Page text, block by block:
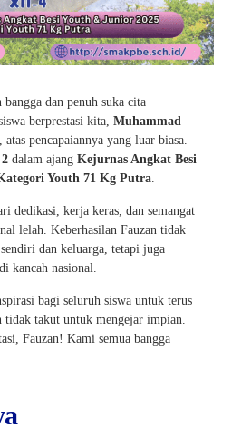
dan penuh suka cita
berprestasi kita, Muhammad
pencapaiannya yang luar biasa.
dalam ajang Kejurnas Angkat Besi
Youth 71 Kg Putra
dedikasi, kerja keras, dan semangat
lelah. Keberhasilan Fauzan tidak
dan keluarga, tetapi juga
kancah nasional.
bagi seluruh siswa untuk terus
tidak takut untuk mengejar impian.
Fauzan! Kami semua bangga